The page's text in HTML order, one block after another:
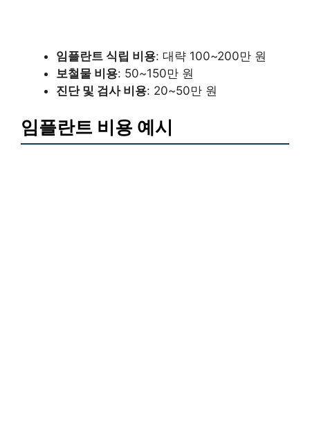
임플란트 식립 비용: 대략 100~200만 원
보철물 비용: 50~150만 원
진단 및 검사 비용: 20~50만 원
임플란트 비용 예시